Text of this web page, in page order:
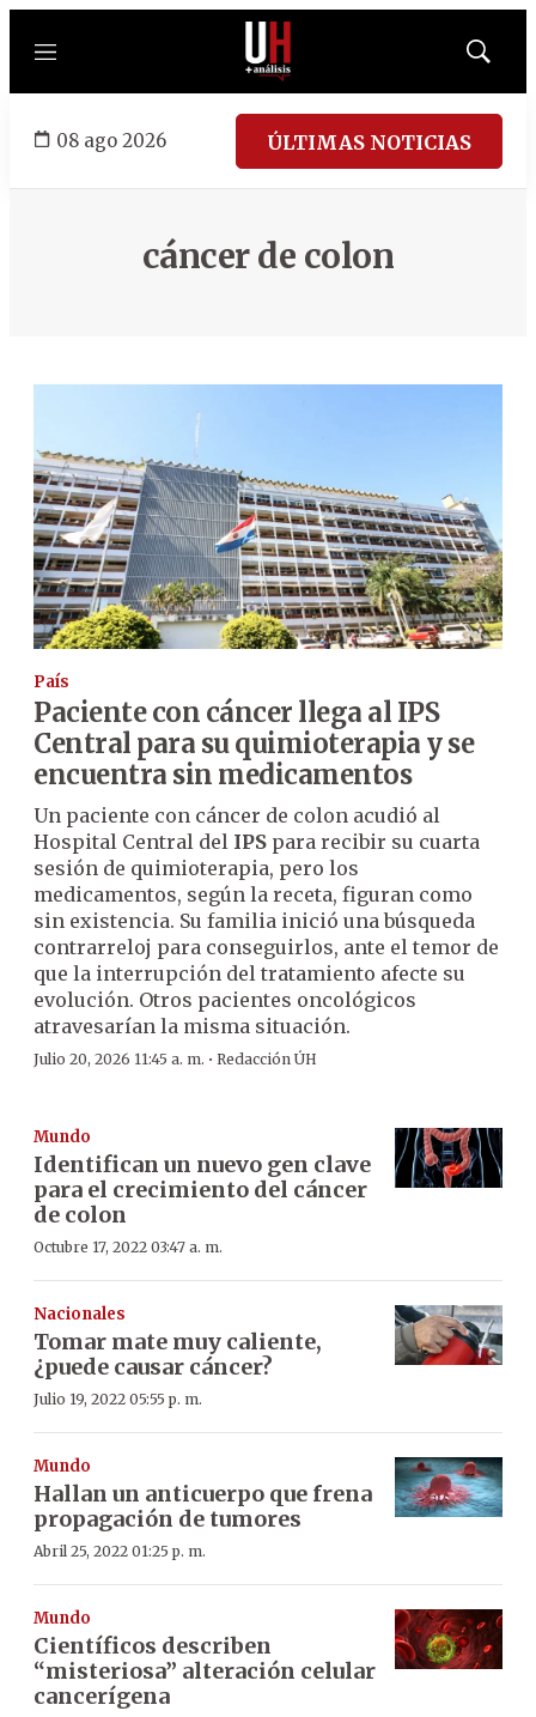
Menú
Mostrar
08 ago 2026 ÚLTIMAS NOTICIAS
cáncer de colon
País
Paciente con cáncer llega al IPS
Central para su quimioterapia y se
encuentra sin medicamentos
Un paciente con cáncer de colon acudió al
Hospital Central del IPS para recibir su cuarta
sesión de quimioterapia, pero los
medicamentos, según la receta, figuran como
sin existencia. Su familia inició una búsqueda
contrarreloj para conseguirlos, ante el temor de
que la interrupción del tratamiento afecte su
evolución. Otros pacientes oncológicos
atravesarían la misma situación.
Julio 20, 2026 11:45 a. m. · Redacción ÚH
Mundo
Identifican un nuevo gen clave
para el crecimiento del cáncer
de colon
Octubre 17, 2022 03:47 a. m.
Nacionales
Tomar mate muy caliente,
¿puede causar cáncer?
Julio 19, 2022 05:55 p. m.
Mundo
Hallan un anticuerpo que frena
propagación de tumores
Abril 25, 2022 01:25 p. m.
Mundo
Científicos describen
“misteriosa” alteración celular
cancerígena